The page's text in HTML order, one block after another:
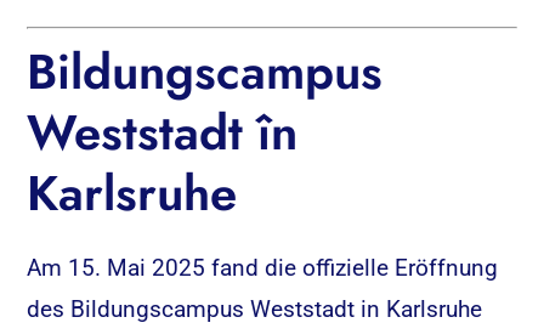
Bildungscampus
Weststadt în
Karlsruhe
Am 15. Mai 2025 fand die offizielle Eröffnung
des Bildungscampus Weststadt in Karlsruhe